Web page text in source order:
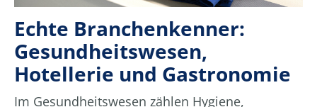
Echte Branchenkenner:
Gesundheitswesen,
Hotellerie und Gastronomie
Im Gesundheitswesen zählen Hygiene,